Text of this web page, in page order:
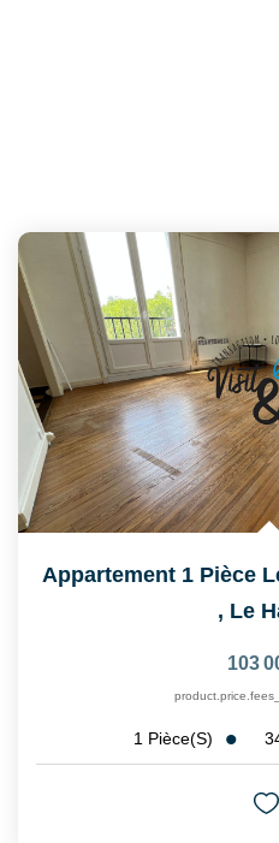
Appartement 1 Pièce
, Le
103
1 Pièce(s)